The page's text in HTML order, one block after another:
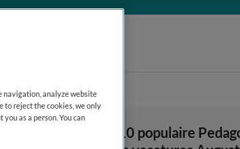
Top 10 populaire
navigation, analyze website
to reject the cookies, we only
as a person. You can